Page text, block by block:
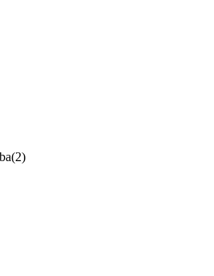
(2)